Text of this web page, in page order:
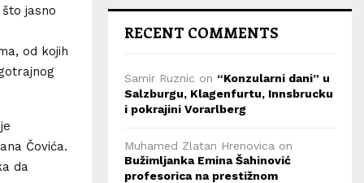
jasno
od kojih
Čovića.
da
RECENT COMMENTS
Samir Ruznic on “Konzularni dani” u
Salzburgu, Klagenfurtu, Innsbrucku
i pokrajini Vorarlberg
Muhamed Zlatan Hrenovica on
Bužimljanka Emina Šahinović
profesorica na prestižnom